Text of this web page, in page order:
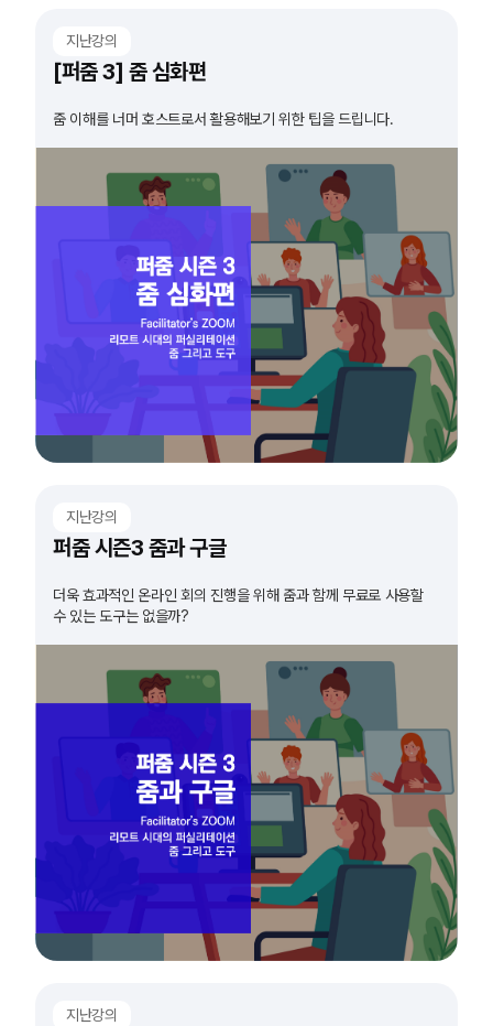
지난강의
[퍼줌 3] 줌 심화편
줌 이해를 너머 호스트로서 활용해보기 위한 팁을 드립니다.
지난강의
퍼줌 시즌3 줌과 구글
더욱 효과적인 온라인 회의 진행을 위해 줌과 함께 무료로 사용할
수 있는 도구는 없을까?
지난강의